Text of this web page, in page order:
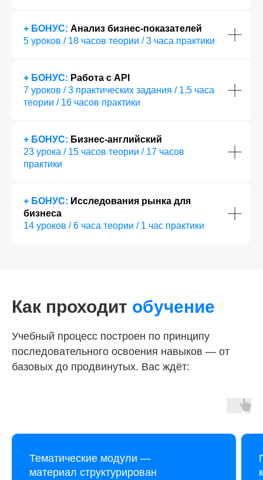
+ БОНУС: Анализ бизнес-показателей
5 уроков / 18 часов теории / 3 часа практики
+ БОНУС: Работа с API
7 уроков / 3 практических задания / 1,5 часа
теории / 16 часов практики
+ БОНУС: Бизнес-английский
23 урока / 15 часов теории / 17 часов
практики
+ БОНУС: Исследования рынка для
бизнеса
14 уроков / 6 часа теории / 1 час практики
Как проходит обучение
Учебный процесс построен по принципу
последовательного освоения навыков — от
базовых до продвинутых. Вас ждёт:
Тематические модули —
материал структурирован
научитесь решать кейсы, чтобы
готовиться к техническим
интервью — уверенность,
под требования работодателей,
чтобы выделить ваши сильные
стороны для разных вакансий